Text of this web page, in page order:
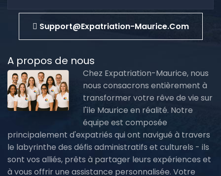
Support@expatriation-Maurice.com
A propos de nous
Chez Expatriation-Maurice, nous
nous consacrons entièrement à
transformer votre rêve de vie sur
l'île Maurice en réalité. Notre
équipe est composée
principalement d'expatriés qui ont navigué à travers
le labyrinthe des défis administratifs et culturels - ils
sont vos alliés, prêts à partager leurs expériences et
à vous offrir une assistance personnalisée. Votre